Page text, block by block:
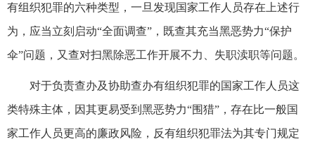
有组织犯罪的六种类型，一旦发现国家工作人员存在上述行
为，应当立刻启动“全面调查”，既查其充当黑恶势力“保护
伞”问题，又查对扫黑除恶工作开展不力、失职渎职等问题。
对于负责查办及协助查办有组织犯罪的国家工作人员这
类特殊主体，因其更易受到黑恶势力“围猎”，存在比一般国
家工作人员更高的廉政风险，反有组织犯罪法为其专门规定